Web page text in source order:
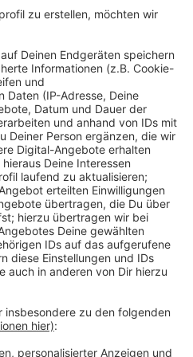
Die neue Ampel ist
erneuert Wasser- und
Verkehrsinseln neu,
Außerdem stattet die
LED-Technik aus. Vier
Die Gemeinde unterteilt
damit die
halten.